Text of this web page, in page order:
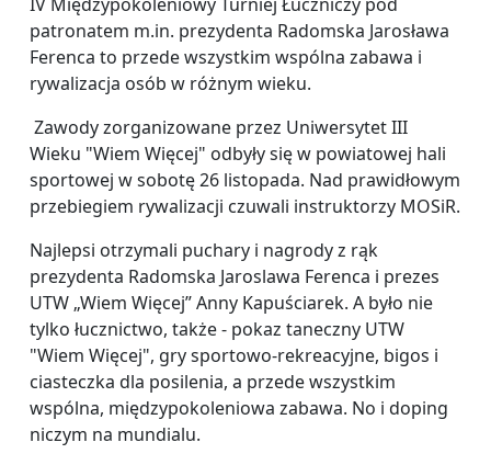
IV Międzypokoleniowy Turniej Łuczniczy pod
patronatem m.in. prezydenta Radomska Jarosława
Ferenca to przede wszystkim wspólna zabawa i
rywalizacja osób w różnym wieku.
Zawody zorganizowane przez Uniwersytet III
Wieku "Wiem Więcej" odbyły się w powiatowej hali
sportowej w sobotę 26 listopada. Nad prawidłowym
przebiegiem rywalizacji czuwali instruktorzy MOSiR.
Najlepsi otrzymali puchary i nagrody z rąk
prezydenta Radomska Jaroslawa Ferenca i prezes
UTW „Wiem Więcej” Anny Kapuściarek. A było nie
tylko łucznictwo, także - pokaz taneczny UTW
"Wiem Więcej", gry sportowo-rekreacyjne, bigos i
ciasteczka dla posilenia, a przede wszystkim
wspólna, międzypokoleniowa zabawa. No i doping
niczym na mundialu.